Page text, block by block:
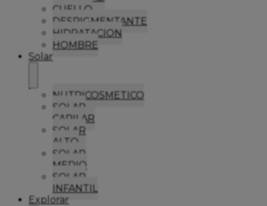
CUELLO
DESPIGMENTANTE
HIDRATACION
HOMBRE
Solar
NUTRICOSMETICO
SOLAR
CAPILAR
SOLAR
ALTO
SOLAR
MEDIO
SOLAR
INFANTIL
Explorar